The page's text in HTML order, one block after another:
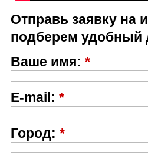
Отправь заявку на
подберем удобный
Ваше имя: *
E-mail: *
Город: *